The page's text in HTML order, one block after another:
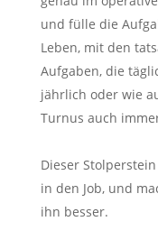
und fülle die
Leben, mit den
Aufgaben, die
jährlich oder wie
Turnus auch
Dieser
in den Job, und
ihn besser.